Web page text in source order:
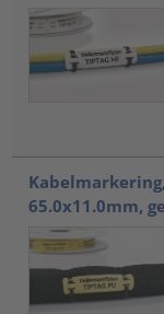
65.0x11.0mm,